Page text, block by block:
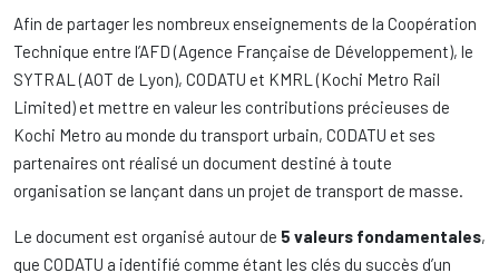
Afin de partager les nombreux enseignements de la Coopération
Technique entre l’AFD (Agence Française de Développement), le
SYTRAL (AOT de Lyon), CODATU et KMRL (Kochi Metro Rail
Limited) et mettre en valeur les contributions précieuses de
Kochi Metro au monde du transport urbain, CODATU et ses
partenaires ont réalisé un document destiné à toute
organisation se lançant dans un projet de transport de masse.
Le document est organisé autour de 5 valeurs fondamentales,
que CODATU a identifié comme étant les clés du succès d’un